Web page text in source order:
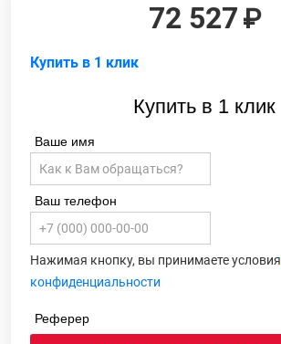
72 527
Купить в 1 клик
Купить в 1 клик
Ваше имя
Ваш телефон
Нажимая кнопку, вы принимаете условия
конфиденциальности
Реферер